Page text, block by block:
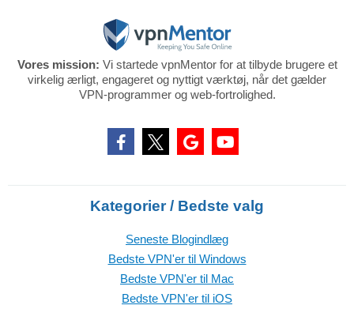
Vores mission: Vi startede vpnMentor for at tilbyde brugere et
virkelig ærligt, engageret og nyttigt værktøj, når det gælder
VPN-programmer og web-fortrolighed.
Kategorier / Bedste valg
Seneste Blogindlæg
Bedste VPN'er til Windows
Bedste VPN'er til Mac
Bedste VPN'er til iOS